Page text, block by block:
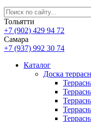
Тольятти
+7 (902) 429 94 72
Самара
+7 (937) 992 30 74
Каталог
Доска